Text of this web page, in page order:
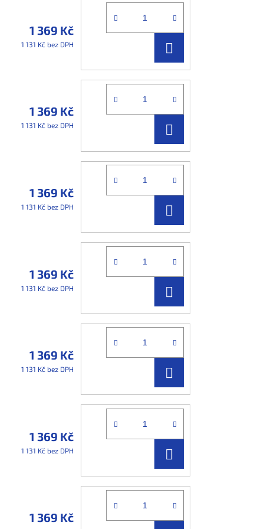
1 369 Kč
1 131 Kč bez DPH
KOŠÍKU
1 369 Kč
1 131 Kč bez DPH
KOŠÍKU
1 369 Kč
1 131 Kč bez DPH
KOŠÍKU
1 369 Kč
1 131 Kč bez DPH
KOŠÍKU
1 369 Kč
1 131 Kč bez DPH
KOŠÍKU
1 369 Kč
1 131 Kč bez DPH
KOŠÍKU
1 369 Kč